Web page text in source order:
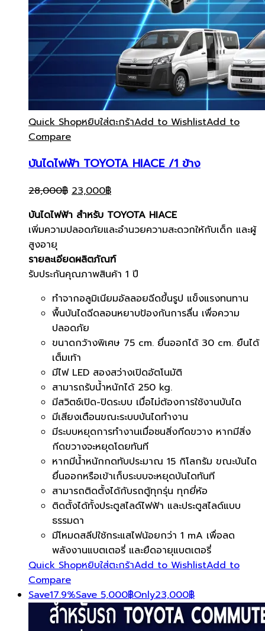
Quick Shopหยิบใส่ตะกร้าAdd to WishlistAdd to
Compare
บันไดไฟฟ้า TOYOTA HIACE /1 ข้าง
28,000฿ Original
was:
28,000฿.
23,000฿Current
is:
23,000฿.
บันไดไฟฟ้า สำหรับ TOYOTA HIACE
เพิ่มความปลอดภัยและอำนวยความสะดวกให้กับเด็ก และผู้
สูงอายุ
รายละเอียดผลิตภัณฑ์
รับประกันคุณภาพสินค้า 1 ปี
ทำจากอลูมิเนียมอัลลอยฉีดขึ้นรูป แข็งแรงทนทาน
พื้นบันไดฉีดลอนหยาบป้องกันการลื่น เพื่อความ
ปลอดภัย
ขนาดกว้างพิเศษ 75 cm. ยื่นออกได้ 30 cm. ยืนได้
เต็มเท้า
มีไฟ LED สองสว่างเปิดอัตโนมัติ
สามารถรับน้ำหนักได้ 250 kg.
มีสวิตช์เปิด-ปิดระบบ เมื่อไม่ต้องการใช้งานบันได
มีเสียงเตือนขณะระบบบันไดทำงาน
มีระบบหยุดการทำงานเมื่อชนสิ่งกีดขวาง หากมีสิ่ง
กีดขวางจะหยุดโดยทันที
หากมีน้ำหนักกดทับประมาณ 15 กิโลกรัม ขณะบันได
ยื่นออกหรือเข้าเก็บระบบจะหยุดบันไดทันที
สามารถติดตั้งได้กับรถตู้ทุกรุ่น ทุกยี่ห้อ
ติดตั้งได้ทั้งประตูสไลด์ไฟฟ้า และประตูสไลด์แบบ
ธรรมดา
มีโหมดสลีปใช้กระแสไฟน้อยกว่า 1 mA เพื่อลด
พลังงานแบตเตอรี่ และยืดอายุแบตเตอรี่
Quick Shopหยิบใส่ตะกร้าAdd to WishlistAdd to
Compare
Save17.9%Save 5,000฿Only23,000฿